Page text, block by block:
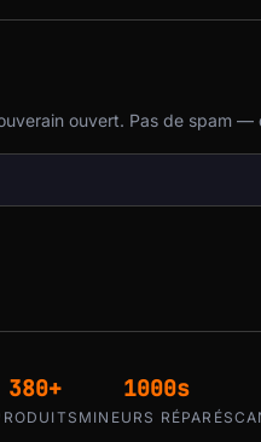
ouvert. Pas de spam —
380+ 1000s
MINEURS RÉPARÉS